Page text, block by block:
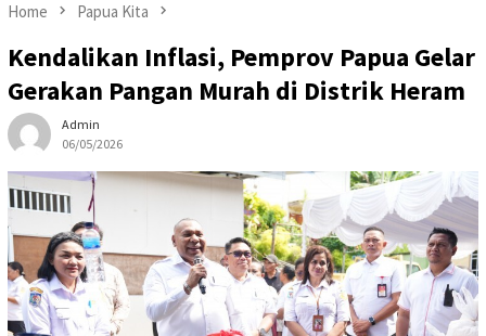
Home Papua Kita
Kendalikan Inflasi, Pemprov Papua Gelar
Gerakan Pangan Murah di Distrik Heram
Admin
06/05/2026